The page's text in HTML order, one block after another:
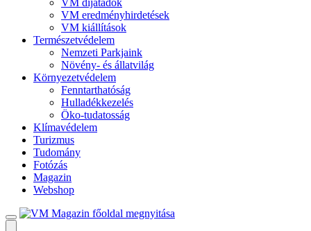
VM díjátadók
VM eredményhirdetések
VM kiállítások
Természetvédelem
Nemzeti Parkjaink
Növény- és állatvilág
Környezetvédelem
Fenntarthatóság
Hulladékkezelés
Öko-tudatosság
Klímavédelem
Turizmus
Tudomány
Fotózás
Magazin
Webshop